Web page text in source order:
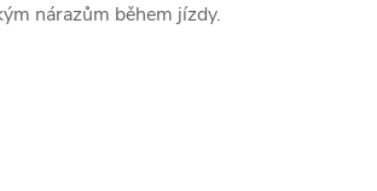
nárazům během jízdy.